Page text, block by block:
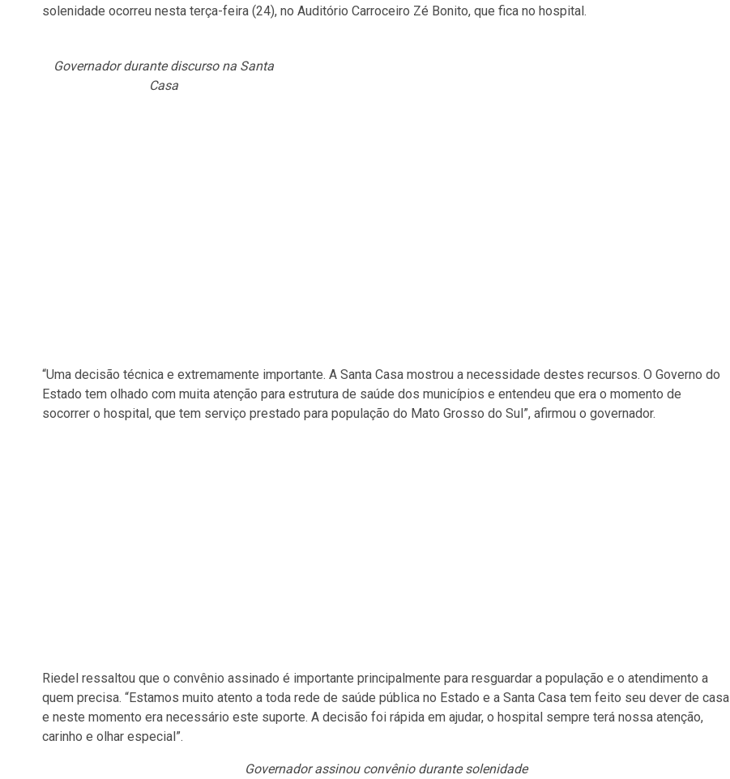
solenidade ocorreu nesta terça-feira (24), no Auditório Carroceiro Zé Bonito, que fica no hospital.
Governador durante discurso na Santa
Casa
“Uma decisão técnica e extremamente importante. A Santa Casa mostrou a necessidade destes recursos. O Governo do
Estado tem olhado com muita atenção para estrutura de saúde dos municípios e entendeu que era o momento de
socorrer o hospital, que tem serviço prestado para população do Mato Grosso do Sul”, afirmou o governador.
Riedel ressaltou que o convênio assinado é importante principalmente para resguardar a população e o atendimento a
quem precisa. “Estamos muito atento a toda rede de saúde pública no Estado e a Santa Casa tem feito seu dever de casa
e neste momento era necessário este suporte. A decisão foi rápida em ajudar, o hospital sempre terá nossa atenção,
carinho e olhar especial”.
Governador assinou convênio durante solenidade